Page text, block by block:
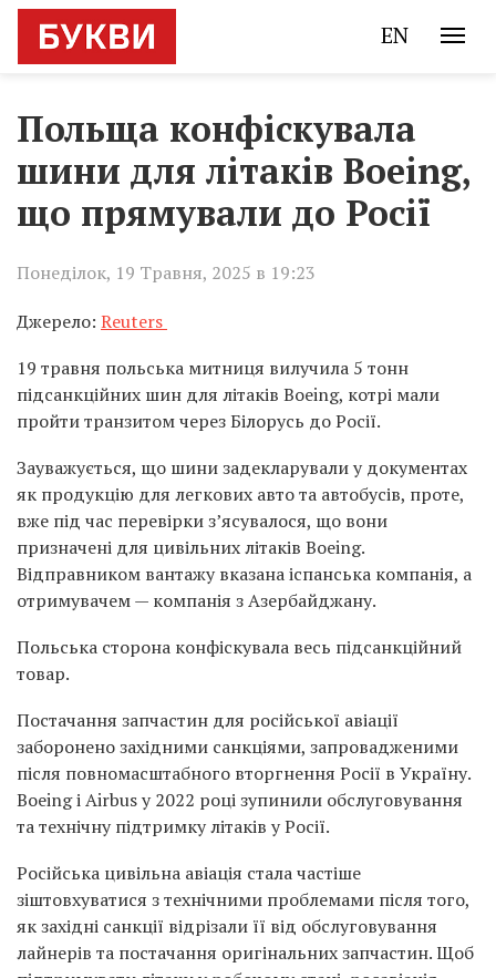
EN
Польща конфіскувала
шини для літаків Boeing,
що прямували до Росії
Понеділок, 19 Травня, 2025 в 19:23
Джерело: Reuters
19 травня польська митниця вилучила 5 тонн
підсанкційних шин для літаків Boeing, котрі мали
пройти транзитом через Білорусь до Росії.
Зауважується, що шини задекларували у документах
як продукцію для легкових авто та автобусів, проте,
вже під час перевірки з’ясувалося, що вони
призначені для цивільних літаків Boeing.
Відправником вантажу вказана іспанська компанія, а
отримувачем — компанія з Азербайджану.
Польська сторона конфіскувала весь підсанкційний
товар.
Постачання запчастин для російської авіації
заборонено західними санкціями, запровадженими
після повномасштабного вторгнення Росії в Україну.
Boeing і Airbus у 2022 році зупинили обслуговування
та технічну підтримку літаків у Росії.
Російська цивільна авіація стала частіше
зіштовхуватися з технічними проблемами після того,
як західні санкції відрізали її від обслуговування
лайнерів та постачання оригінальних запчастин. Щоб